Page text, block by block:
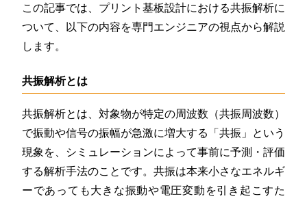
この記事では、プリント基板設計における共振解析に
ついて、以下の内容を専門エンジニアの視点から解説
します。
共振解析とは
共振解析とは、対象物が特定の周波数（共振周波数）
で振動や信号の振幅が急激に増大する「共振」という
現象を、シミュレーションによって事前に予測・評価
する解析手法のことです。共振は本来小さなエネルギ
ーであっても大きな振動や電圧変動を引き起こすた